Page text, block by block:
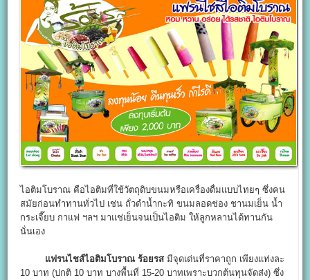
ไอติมโบราณ คือไอติมที่ใช้วัตถุดิบขนมหรือเครื่องดื่มแบบไทยๆ ซึ่งคน
สมัยก่อนทำทานทั่วไป เช่น ถั่วดำน้ำกะทิ ขนมลอดช่อง ชานมเย็น น้ำ
กระเจี๊ยบ กาแฟ ฯลฯ มาแช่เย็นจนเป็นไอติม ให้ลูกหลานได้ทานกัน
นั่นเอง
แฟรนไชส์ไอติมโบราณ ร้อยรสมีจุดเด่นที่ราคาถูก เพียงแท่งละ
10 บาท (ปกติ 10 บาท บางพื้นที่ 15-20 บาทเพราะบวกต้นทุนจัดส่ง) ซึ่ง